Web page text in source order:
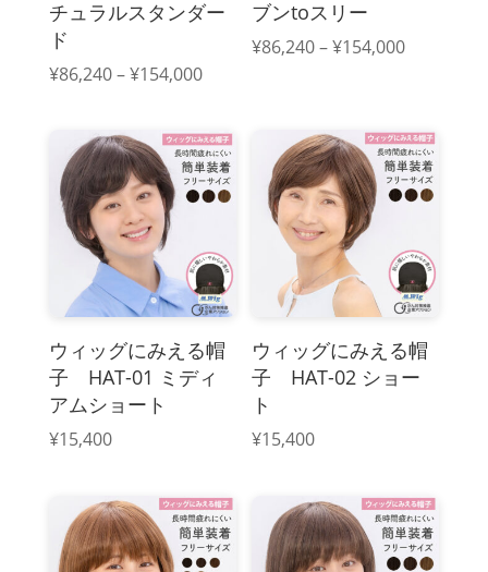
チュラルスタンダー
ド
¥86,240–¥154,000価
¥86,240
–
¥154,000
ブンtoスリー
¥86,240–¥154,000価
–
¥154,000
ウィッグにみえる帽
子 HAT-01 ミディ
アムショート
¥15,400
ウィッグにみえる帽
子 HAT-02 ショー
ト
¥15,400